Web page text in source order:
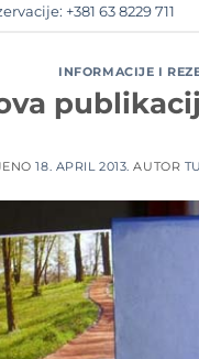
+381 63 8229 711
INFORMACIJE I
18. APRIL 2013. AUTOR